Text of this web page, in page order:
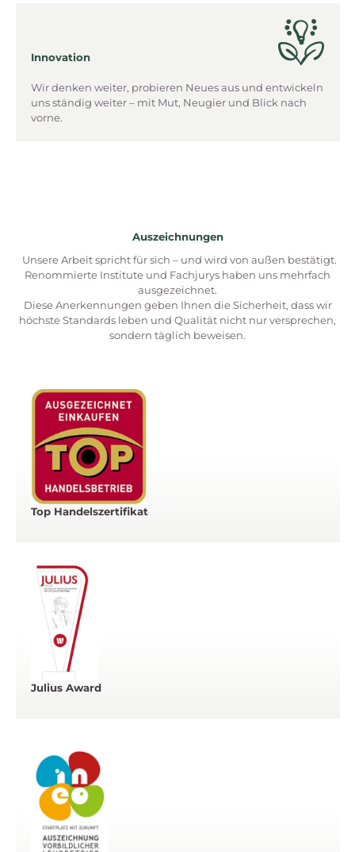
Innovation
Wir denken weiter, probieren Neues aus und entwickeln
uns ständig weiter – mit Mut, Neugier und Blick nach
vorne.
Auszeichnungen
Unsere Arbeit spricht für sich – und wird von außen bestätigt.
Renommierte Institute und Fachjurys haben uns mehrfach
ausgezeichnet.
Diese Anerkennungen geben Ihnen die Sicherheit, dass wir
höchste Standards leben und Qualität nicht nur versprechen,
sondern täglich beweisen.
Top Handelszertifikat
Julius Award